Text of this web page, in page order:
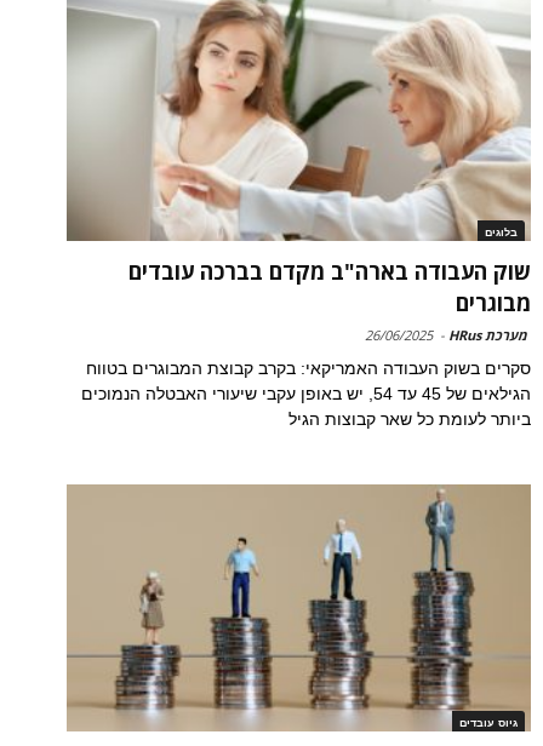
בלוגים
שוק העבודה בארה"ב מקדם בברכה עובדים
מבוגרים
מערכת HRus -
26/06/2025
סקרים בשוק העבודה האמריקאי: בקרב קבוצת המבוגרים בטווח
הגילאים של 45 עד 54, יש באופן עקבי שיעורי האבטלה הנמוכים
ביותר לעומת כל שאר קבוצות הגיל
גיוס עובדים